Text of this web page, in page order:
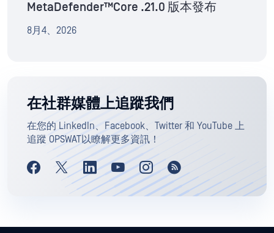
MetaDefender™Core .21.0 版本發布
8月4、2026
在社群媒體上追蹤我們
在您的 LinkedIn、Facebook、Twitter 和 YouTube 上
追蹤 OPSWAT以瞭解更多資訊！